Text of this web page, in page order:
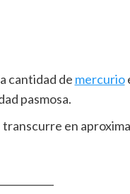
cantidad de mercurio
pasmosa.
en